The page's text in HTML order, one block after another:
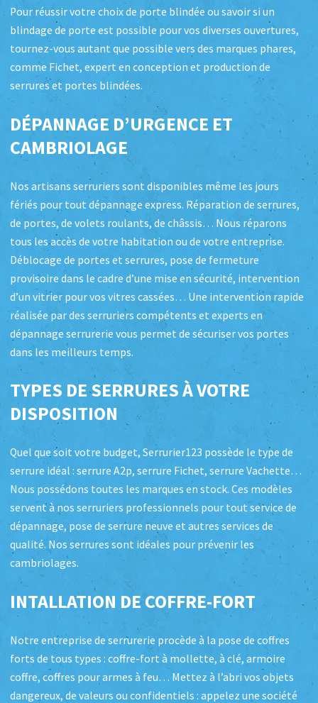
Pour réussir votre choix de porte blindée ou savoir si un
blindage de porte est possible pour vos diverses ouvertures,
tournez-vous autant que possible vers des marques phares,
comme Fichet, expert en conception et production de
serrures et portes blindées.
DÉPANNAGE D’URGENCE ET
CAMBRIOLAGE
Nos artisans serruriers sont disponibles même les jours
fériés pour tout dépannage express. Réparation de serrures,
de portes, de volets roulants, de châssis… Nous réparons
tous les accès de votre habitation ou de votre entreprise.
Déblocage de portes et serrures, pose de fermeture
provisoire dans le cadre d’une mise en sécurité, intervention
d’un vitrier pour vos vitres cassées… Une intervention rapide
réalisée par des serruriers compétents et experts en
dépannage serrurerie vous permet de sécuriser vos portes
dans les meilleurs temps.
TYPES DE SERRURES À VOTRE
DISPOSITION
Quel que soit votre budget, Serrurier123 possède le type de
serrure idéal : serrure A2p, serrure Fichet, serrure Vachette…
Nous possédons toutes les marques en stock. Ces modèles
servent à nos serruriers professionnels pour tout service de
dépannage, pose de serrure neuve et autres services de
qualité. Nos serrures sont idéales pour prévenir les
cambriolages.
INTALLATION DE COFFRE-FORT
Notre entreprise de serrurerie procède à la pose de coffres
forts de tous types : coffre-fort à mollette, à clé, armoire
coffre, coffres pour armes à feu… Mettez à l’abri vos objets
dangereux, de valeurs ou confidentiels : appelez une société